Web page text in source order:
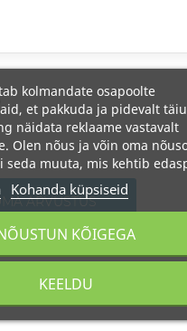
ARVUSTUS
kolmandate osapoolte
et pakkuda ja pidevalt
näidata reklaame vastavalt
Olen nõus ja võin oma
seda muuta, mis kehtib
Kohanda küpsiseid
KEELDU
KÕIGEGA